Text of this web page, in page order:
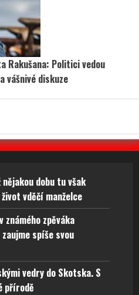
Rakušana: Politici vedou
vášnivé diskuze
dobu tu však
vděčí manželce
známého zpěváka
spíše svou
vedry do Skotska. S
přírodě